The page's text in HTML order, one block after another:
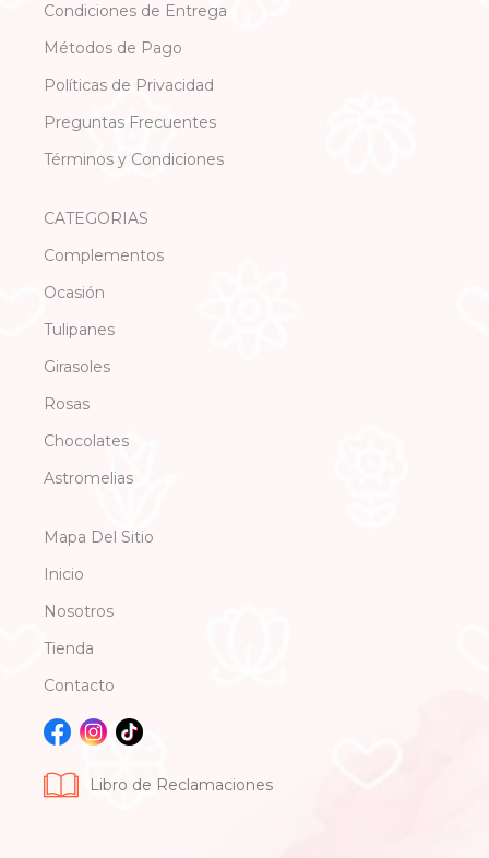
Condiciones de Entrega
Métodos de Pago
Políticas de Privacidad
Preguntas Frecuentes
Términos y Condiciones
CATEGORIAS
Complementos
Ocasión
Tulipanes
Girasoles
Rosas
Chocolates
Astromelias
Mapa Del Sitio
Inicio
Nosotros
Tienda
Contacto
Libro de Reclamaciones